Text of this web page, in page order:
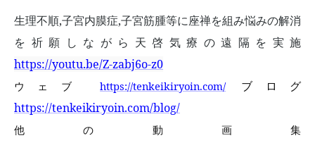
生理不順,子宮内膜症,子宮筋腫等に座禅を組み悩みの解消
を祈願しながら天啓気療の遠隔を実施
https://youtu.be/Z-zabj6o-z0
ウェブhttps://tenkeikiryoin.com/
ブログ
https://tenkeikiryoin.com/blog/
他の動画集